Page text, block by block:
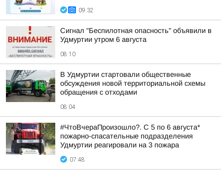
09:32
Сигнал "Беспилотная опасность" объявили в
Удмуртии утром 6 августа
08:10
В Удмуртии стартовали общественные
обсуждения новой территориальной схемы
обращения с отходами
08:04
#ЧтоВчераПроизошло?. С 5 по 6 августа*
пожарно-спасательные подразделения
Удмуртии реагировали на 3 пожара
07:48